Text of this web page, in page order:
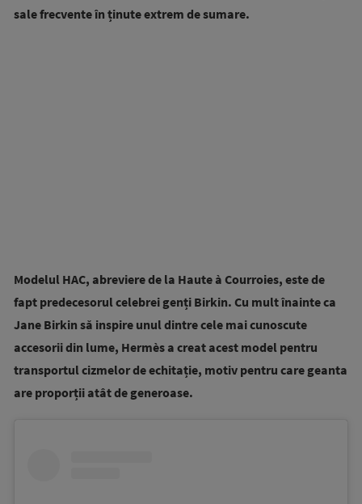
sale frecvente în ținute extrem de sumare.
Modelul HAC, abreviere de la Haute à Courroies, este de
fapt predecesorul celebrei genți Birkin. Cu mult înainte ca
Jane Birkin să inspire unul dintre cele mai cunoscute
accesorii din lume, Hermès a creat acest model pentru
transportul cizmelor de echitație, motiv pentru care geanta
are proporții atât de generoase.